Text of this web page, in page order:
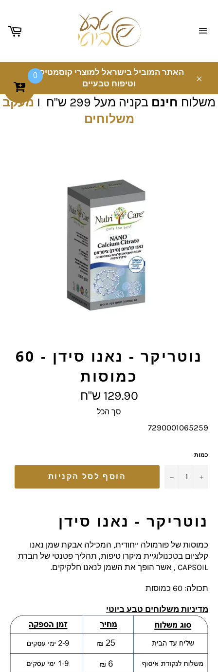
האתר המוביל בישראל למוצרי קוסמטיקה
וטיפוח טבעיים
משלוח חינם בקניה מעל 299 ש"ח I
מעקב
משלוחים
נוטריקר - נאנו סידן - 60
כמוסות
מחיר
מלא
129.90 ש"ח
סך הכל
7290001065259
כמות
− + הוסף לסל הקניות
נוטריקר - נאנו סידן
כמוסות של פורמולה ייחודית, המכילה אבקת שמן נאנו
קלציום בטכנולוגיית מיקרו טיפות, תהליך פטנטי של חברת
CAPSOIL , אשר הופך את השמן לנאנו חלקיקים.
תכולה: 60 כמוסות
מדיניות משלוחים טבע ביוטי
0